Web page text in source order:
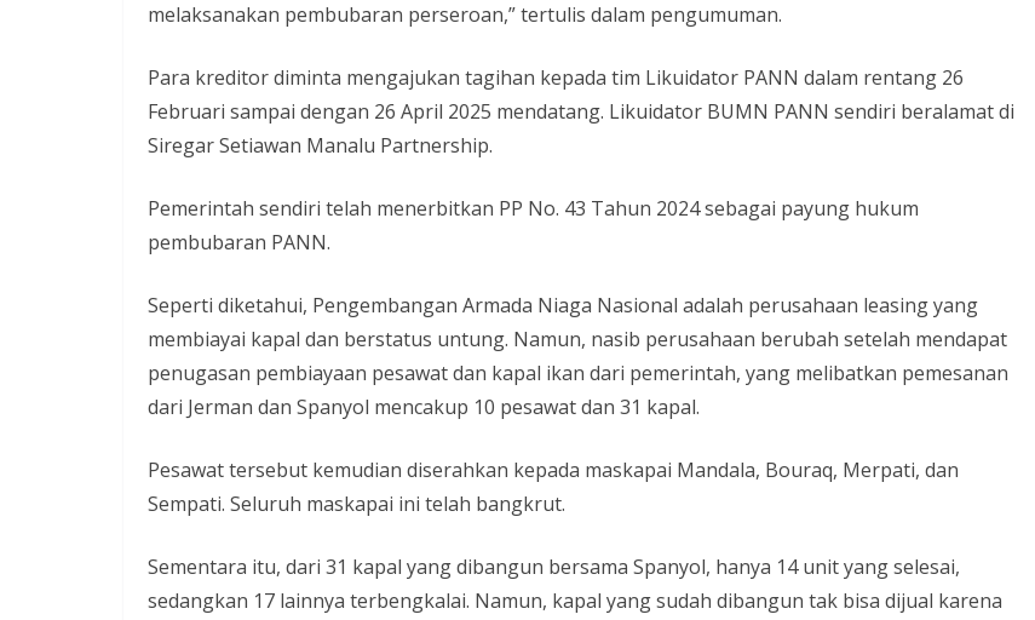
melaksanakan pembubaran perseroan,” tertulis dalam pengumuman.
Para kreditor diminta mengajukan tagihan kepada tim Likuidator PANN dalam rentang 26
Februari sampai dengan 26 April 2025 mendatang. Likuidator BUMN PANN sendiri beralamat di
Siregar Setiawan Manalu Partnership.
Pemerintah sendiri telah menerbitkan PP No. 43 Tahun 2024 sebagai payung hukum
pembubaran PANN.
Seperti diketahui, Pengembangan Armada Niaga Nasional adalah perusahaan leasing yang
membiayai kapal dan berstatus untung. Namun, nasib perusahaan berubah setelah mendapat
penugasan pembiayaan pesawat dan kapal ikan dari pemerintah, yang melibatkan pemesanan
dari Jerman dan Spanyol mencakup 10 pesawat dan 31 kapal.
Pesawat tersebut kemudian diserahkan kepada maskapai Mandala, Bouraq, Merpati, dan
Sempati. Seluruh maskapai ini telah bangkrut.
Sementara itu, dari 31 kapal yang dibangun bersama Spanyol, hanya 14 unit yang selesai,
sedangkan 17 lainnya terbengkalai. Namun, kapal yang sudah dibangun tak bisa dijual karena